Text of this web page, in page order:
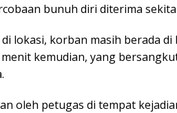
bunuh diri diterima
lokasi, korban masih berada
kemudian, yang
oleh petugas di tempat